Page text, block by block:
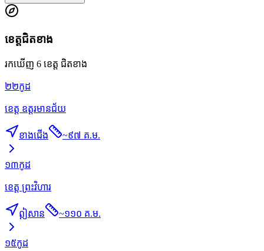
ខេត្តជិតខាង
រកឃើញ 6 ខេត្ត ជិតខាង
២២កូដ
ខេត្ត ឧត្តរមានជ័យ
ខាងជើង ~៩៧ គ.ម.
១៣កូដ
ខេត្ត ព្រះវិហារ
ឦសាន ~១១០ គ.ម.
១៥កូដ